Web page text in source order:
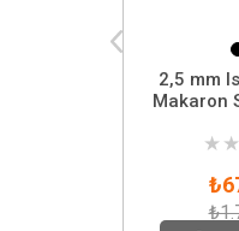
2,5 mm
Makaron
★ ★